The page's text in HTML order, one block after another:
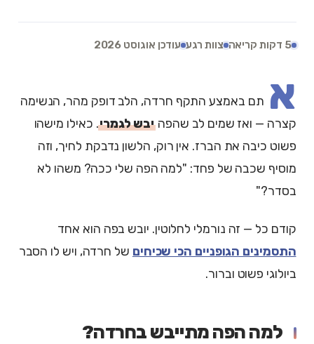
5 דקות קריאה צוות רגע עודכן אוגוסט 2026
א תם באמצע התקף חרדה, הלב דופק מהר, הנשימה
קצרה — ואז שמים לב שהפהיבש לגמרי. כאילו מישהו
פשוט כיבה את הברז. אין רוק, הלשון נדבקת לחיך, וזה
מוסיף שכבה של פחד: "למה הפה שלי ככה? משהו לא
בסדר?"
קודם כל — זה נורמלי לחלוטין. יובש בפה הוא אחד
התסמינים הגופניים הכי שכיחים של חרדה, ויש לו הסבר
ביולוגי פשוט וברור.
למה הפה מתייבש בחרדה?